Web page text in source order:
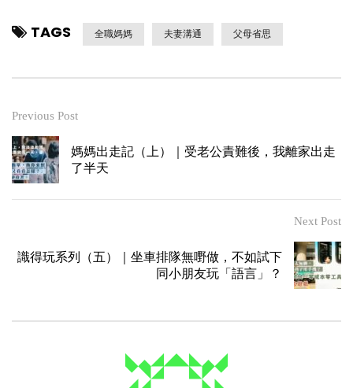
TAGS 全職媽媽 夫妻溝通 父母省思
Previous Post
媽媽出走記（上）｜受老公責難後，我離家出走
了半天
Next Post
識得玩系列（五）｜坐車排隊無嘢做，不如試下
同小朋友玩「語言」？